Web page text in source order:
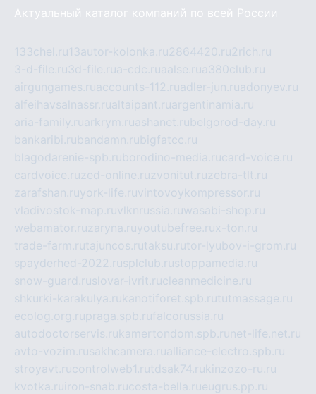
Актуальный каталог компаний по всей России
133chel.ru13autor-kolonka.ru2864420.ru2rich.ru
3-d-file.ru3d-file.rua-cdc.ruaalse.rua380club.ru
airgungames.ruaccounts-112.ruadler-jun.ruadonyev.ru
alfeihavsalnassr.rualtaipant.ruargentinamia.ru
aria-family.ruarkrym.ruashanet.rubelgorod-day.ru
bankaribi.rubandamn.rubigfatcc.ru
blagodarenie-spb.ruborodino-media.rucard-voice.ru
cardvoice.ruzed-online.ruzvonitut.ruzebra-tlt.ru
zarafshan.ruyork-life.ruvintovoykompressor.ru
vladivostok-map.ruvlknrussia.ruwasabi-shop.ru
webamator.ruzaryna.ruyoutubefree.rux-ton.ru
trade-farm.rutajuncos.rutaksu.rutor-lyubov-i-grom.ru
spayderhed-2022.rusplclub.rustoppamedia.ru
snow-guard.ruslovar-ivrit.rucleanmedicine.ru
shkurki-karakulya.rukanotiforet.spb.rututmassage.ru
ecolog.org.rupraga.spb.rufalcorussia.ru
autodoctorservis.rukamertondom.spb.ru net-life.net.ru
avto-vozim.rusakhcamera.rualliance-electro.spb.ru
stroyavt.rucontrolweb1.rutdsak74.rukinzozo-ru.ru
kvotka.ru iron-snab.rucosta-bella.rueugrus.pp.ru